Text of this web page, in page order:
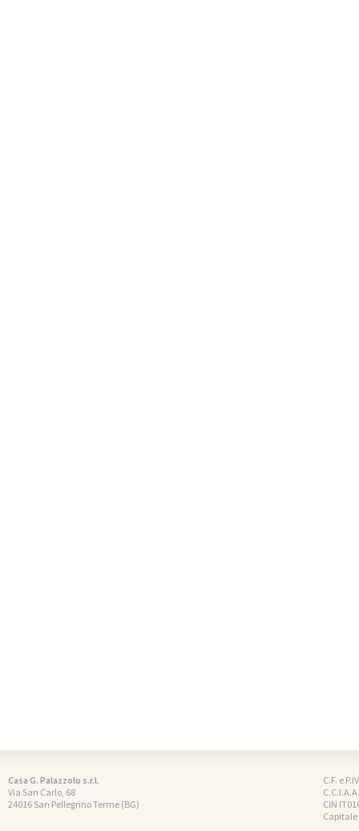
Casa G. Palazzolo s.r.l.
Via San Carlo, 68
24016 San Pellegrino Terme (BG)
C.F. e
CIN
Capitale